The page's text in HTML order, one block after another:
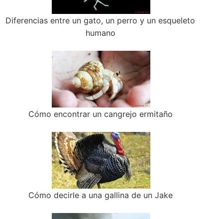
Diferencias entre un gato, un perro y un esqueleto
humano
Cómo encontrar un cangrejo ermitaño
Cómo decirle a una gallina de un Jake